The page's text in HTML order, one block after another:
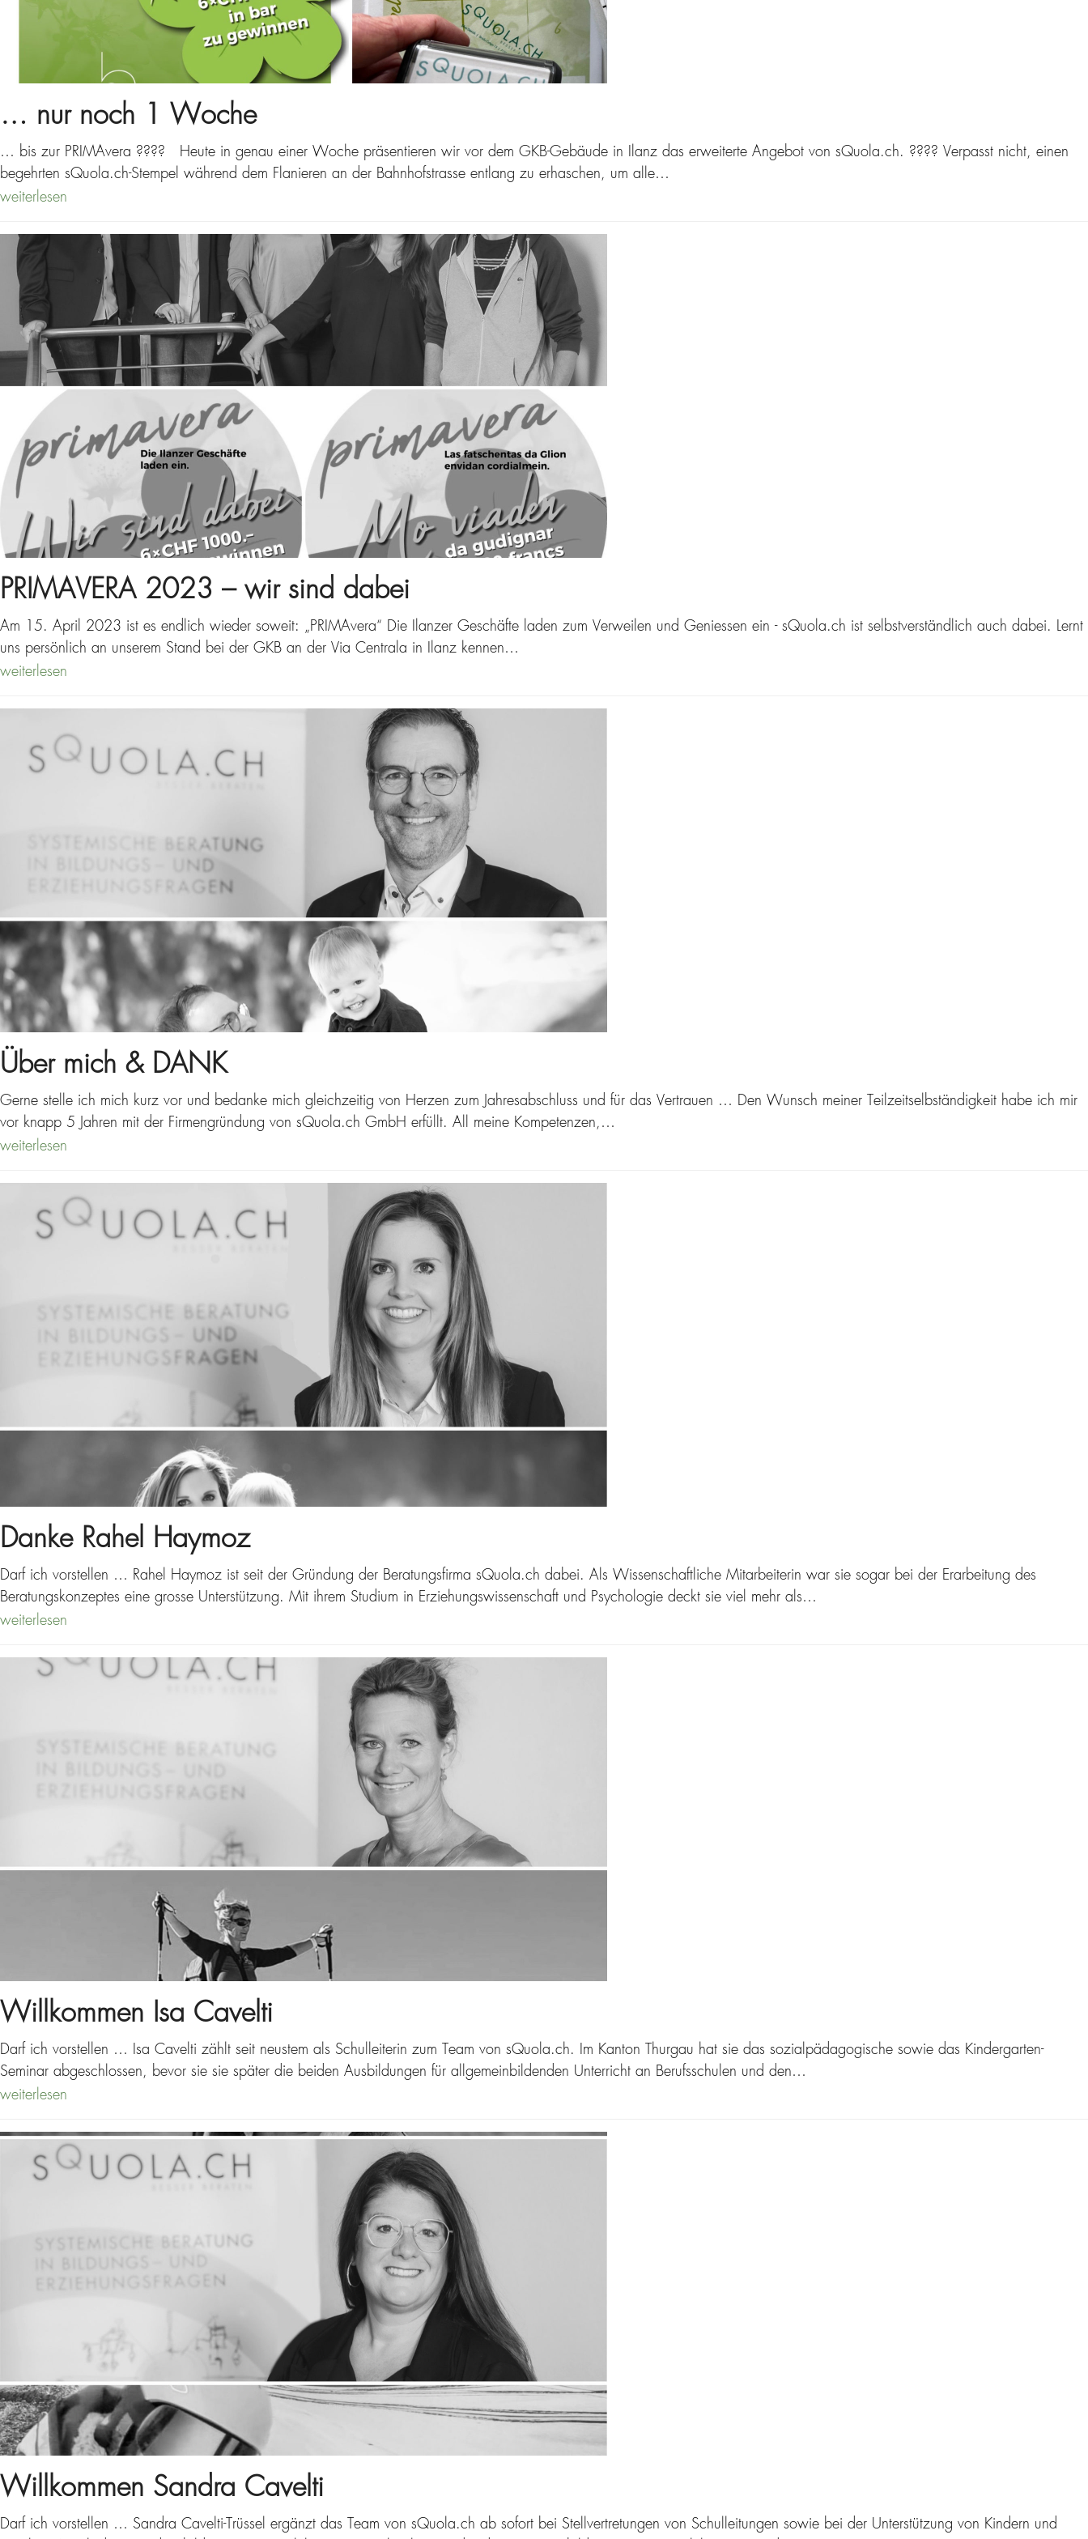
… nur noch 1 Woche
… bis zur PRIMAvera ???? Heute in genau einer Woche präsentieren wir vor dem GKB-Gebäude in Ilanz das erweiterte Angebot von sQuola.ch. ???? Verpasst nicht, einen
begehrten sQuola.ch-Stempel während dem Flanieren an der Bahnhofstrasse entlang zu erhaschen, um alle…
weiterlesen
PRIMAVERA 2023 – wir sind dabei
Am 15. April 2023 ist es endlich wieder soweit: „PRIMAvera“ Die Ilanzer Geschäfte laden zum Verweilen und Geniessen ein - sQuola.ch ist selbstverständlich auch dabei. Lernt
uns persönlich an unserem Stand bei der GKB an der Via Centrala in Ilanz kennen…
weiterlesen
Über mich & DANK
Gerne stelle ich mich kurz vor und bedanke mich gleichzeitig von Herzen zum Jahresabschluss und für das Vertrauen … Den Wunsch meiner Teilzeitselbständigkeit habe ich mir
vor knapp 5 Jahren mit der Firmengründung von sQuola.ch GmbH erfüllt. All meine Kompetenzen,…
weiterlesen
Danke Rahel Haymoz
Darf ich vorstellen … Rahel Haymoz ist seit der Gründung der Beratungsfirma sQuola.ch dabei. Als Wissenschaftliche Mitarbeiterin war sie sogar bei der Erarbeitung des
Beratungskonzeptes eine grosse Unterstützung. Mit ihrem Studium in Erziehungswissenschaft und Psychologie deckt sie viel mehr als…
weiterlesen
Willkommen Isa Cavelti
Darf ich vorstellen … Isa Cavelti zählt seit neustem als Schulleiterin zum Team von sQuola.ch. Im Kanton Thurgau hat sie das sozialpädagogische sowie das Kindergarten-
Seminar abgeschlossen, bevor sie sie später die beiden Ausbildungen für allgemeinbildenden Unterricht an Berufsschulen und den…
weiterlesen
Willkommen Sandra Cavelti
Darf ich vorstellen … Sandra Cavelti-Trüssel ergänzt das Team von sQuola.ch ab sofort bei Stellvertretungen von Schulleitungen sowie bei der Unterstützung von Kindern und